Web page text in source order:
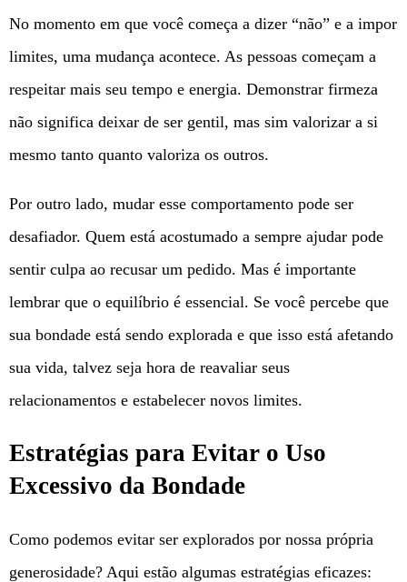
No momento em que você começa a dizer “não” e a impor
limites, uma mudança acontece. As pessoas começam a
respeitar mais seu tempo e energia. Demonstrar firmeza
não significa deixar de ser gentil, mas sim valorizar a si
mesmo tanto quanto valoriza os outros.
Por outro lado, mudar esse comportamento pode ser
desafiador. Quem está acostumado a sempre ajudar pode
sentir culpa ao recusar um pedido. Mas é importante
lembrar que o equilíbrio é essencial. Se você percebe que
sua bondade está sendo explorada e que isso está afetando
sua vida, talvez seja hora de reavaliar seus
relacionamentos e estabelecer novos limites.
Estratégias para Evitar o Uso
Excessivo da Bondade
Como podemos evitar ser explorados por nossa própria
generosidade? Aqui estão algumas estratégias eficazes: